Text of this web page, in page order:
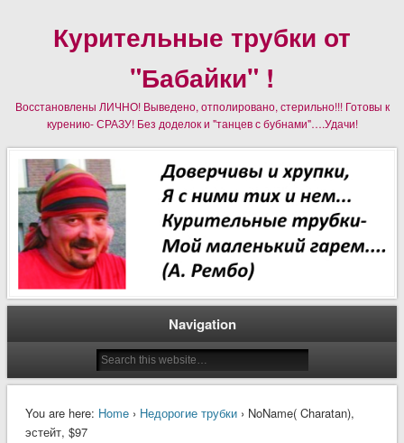
Курительные трубки от
"Бабайки" !
Восстановлены ЛИЧНО! Выведено, отполировано, стерильно!!! Готовы к
курению- СРАЗУ! Без доделок и "танцев с бубнами"….Удачи!
Navigation
You are here: Home› Недорогие трубки› NoName( Charatan),
эстейт, $97